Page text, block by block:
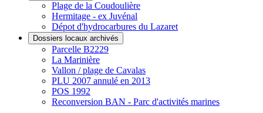
Plage de la Coudoulière
Hermitage - ex Juvénal
Dépot d'hydrocarbures du Lazaret
Dossiers locaux archivés
Parcelle B2229
La Marinière
Vallon / plage de Cavalas
PLU 2007 annulé en 2013
POS 1992
Reconversion BAN - Parc d'activités marines